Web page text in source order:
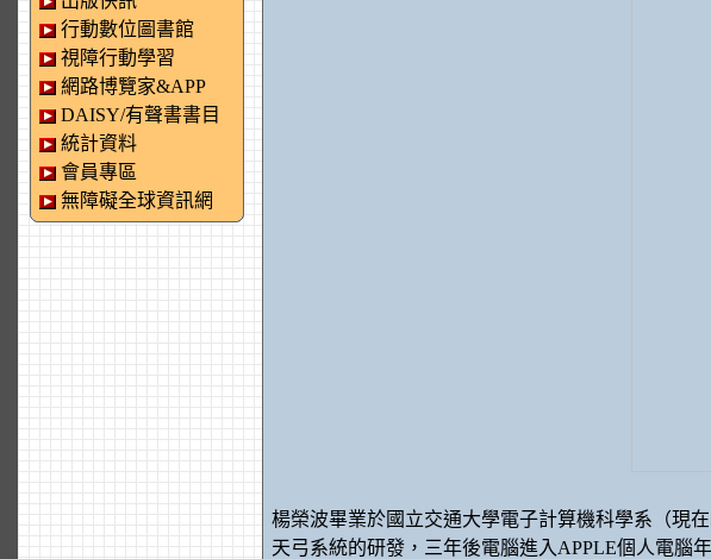
行動數位圖書館
視障行動學習
網路博覽家&APP
DAISY/有聲書書目
統計資料
會員專區
無障礙全球資訊網
楊榮波畢業於國立交通大學電子計算機科學系（現
天弓系統的研發，三年後電腦進入APPLE個人電腦